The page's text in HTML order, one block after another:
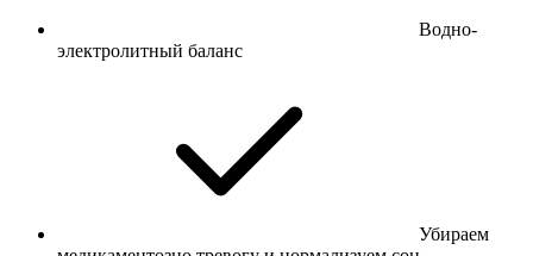
Водно-
электролитный баланс
Убираем